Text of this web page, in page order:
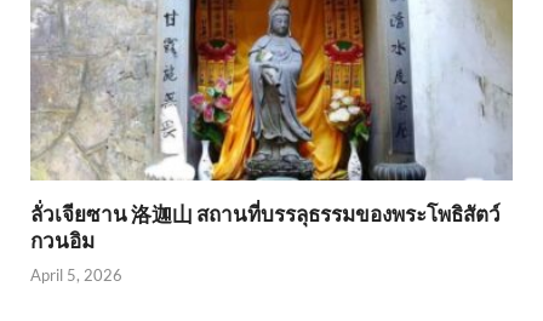
ลั่วเจียซาน 洛迦山 สถานที่บรรลุธรรมของพระโพธิสัตว์
กวนอิม
April 5, 2026